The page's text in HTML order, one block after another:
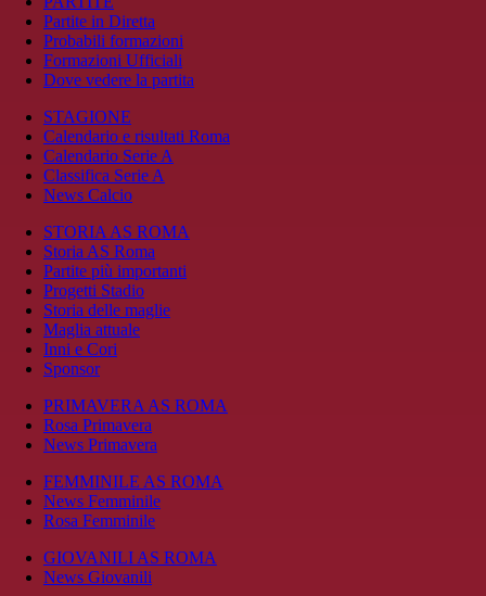
Partite in Diretta
Probabili formazioni
Formazioni Ufficiali
Dove vedere la partita
STAGIONE
Calendario e risultati Roma
Calendario Serie A
Classifica Serie A
News Calcio
STORIA AS ROMA
Storia AS Roma
Partite più importanti
Progetti Stadio
Storia delle maglie
Maglia attuale
Inni e Cori
Sponsor
PRIMAVERA AS ROMA
Rosa Primavera
News Primavera
FEMMINILE AS ROMA
News Femminile
Rosa Femminile
GIOVANILI AS ROMA
News Giovanili